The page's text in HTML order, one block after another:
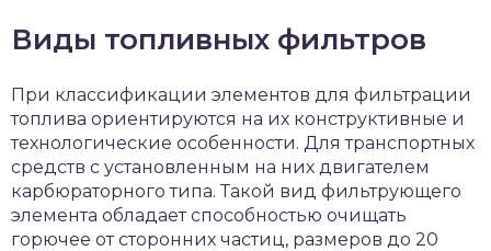
Виды топливных фильтров
При классификации элементов для фильтрации
топлива ориентируются на их конструктивные и
технологические особенности. Для транспортных
средств с установленным на них двигателем
карбюраторного типа. Такой вид фильтрующего
элемента обладает способностью очищать
горючее от сторонних частиц, размеров до 20